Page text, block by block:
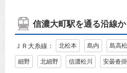
信濃大町駅を通る沿線
ＪＲ大糸線： 北松本 島内 島高松
細野 北細野 信濃松川 安曇沓掛